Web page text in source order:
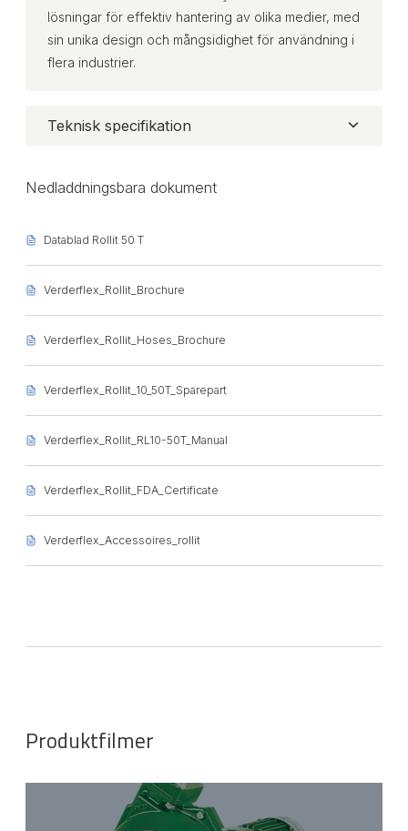
lösningar för effektiv hantering av olika medier, med
sin unika design och mångsidighet för användning i
flera industrier.
Teknisk specifikation
Nedladdningsbara dokument
Datablad Rollit 50 T
Verderflex_Rollit_Brochure
Verderflex_Rollit_Hoses_Brochure
Verderflex_Rollit_10_50T_Sparepart
Verderflex_Rollit_RL10-50T_Manual
Verderflex_Rollit_FDA_Certificate
Verderflex_Accessoires_rollit
Produktfilmer